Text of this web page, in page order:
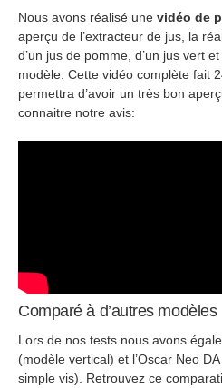
Nous avons réalisé une vidéo de
aperçu de l’extracteur de jus, la
d’un jus de pomme, d’un jus vert
modèle. Cette vidéo complète fait
permettra d’avoir un très bon
connaitre notre avis:
Comparé à d’autres modèles
Lors de nos tests nous avons
(modèle vertical) et l’Oscar Neo
simple vis). Retrouvez ce